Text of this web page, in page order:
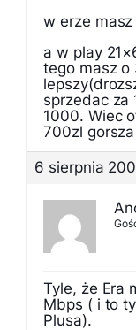
w erze
a w play
tego masz o
sprzedac za
1000. Wiec
700zl gorsza
6 sierpnia
Tyle, że Era
Mbps ( i to
Plusa).